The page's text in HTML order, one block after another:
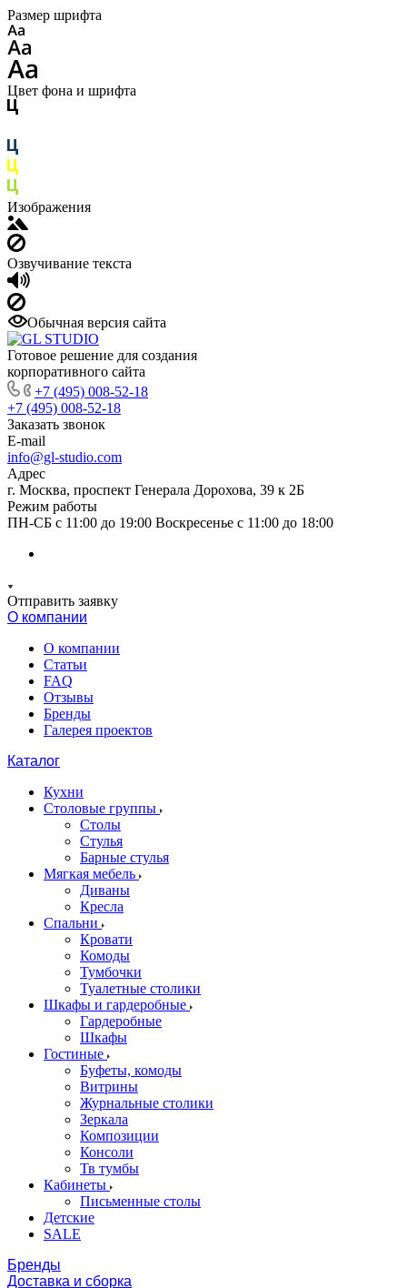
Размер шрифта
Цвет фона и шрифта
Изображения
Озвучивание текста
Обычная версия сайта
Готовое решение для создания
корпоративного сайта
+7 (495) 008-52-18
+7 (495) 008-52-18
Заказать звонок
E-mail
info@gl-studio.com
Адрес
г. Москва, проспект Генерала Дорохова, 39 к 2Б
Режим работы
ПН-СБ с 11:00 до 19:00 Воскресенье с 11:00 до 18:00
Отправить заявку
О компании
О компании
Статьи
FAQ
Отзывы
Бренды
Галерея проектов
Каталог
Кухни
Столовые группы
Столы
Стулья
Барные стулья
Мягкая мебель
Диваны
Кресла
Спальни
Кровати
Комоды
Тумбочки
Туалетные столики
Шкафы и гардеробные
Гардеробные
Шкафы
Гостиные
Буфеты, комоды
Витрины
Журнальные столики
Зеркала
Композиции
Консоли
Тв тумбы
Кабинеты
Письменные столы
Детские
SALE
Бренды
Доставка и сборка